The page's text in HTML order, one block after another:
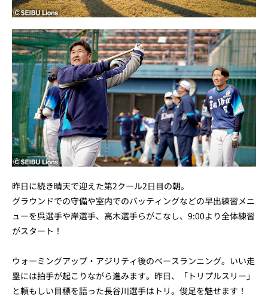
昨日に続き晴天で迎えた第2クール2日目の朝。
グラウンドでの守備や室内でのバッティングなどの早出練習メニ
ューを呉選手や岸選手、高木選手らがこなし、9:00より全体練習
がスタート！
ウォーミングアップ・アジリティ後のベースランニング。いい走
塁には拍手が起こりながら進みます。昨日、「トリプルスリー」
と頼もしい目標を語った長谷川選手はトリ。俊足を魅せます！